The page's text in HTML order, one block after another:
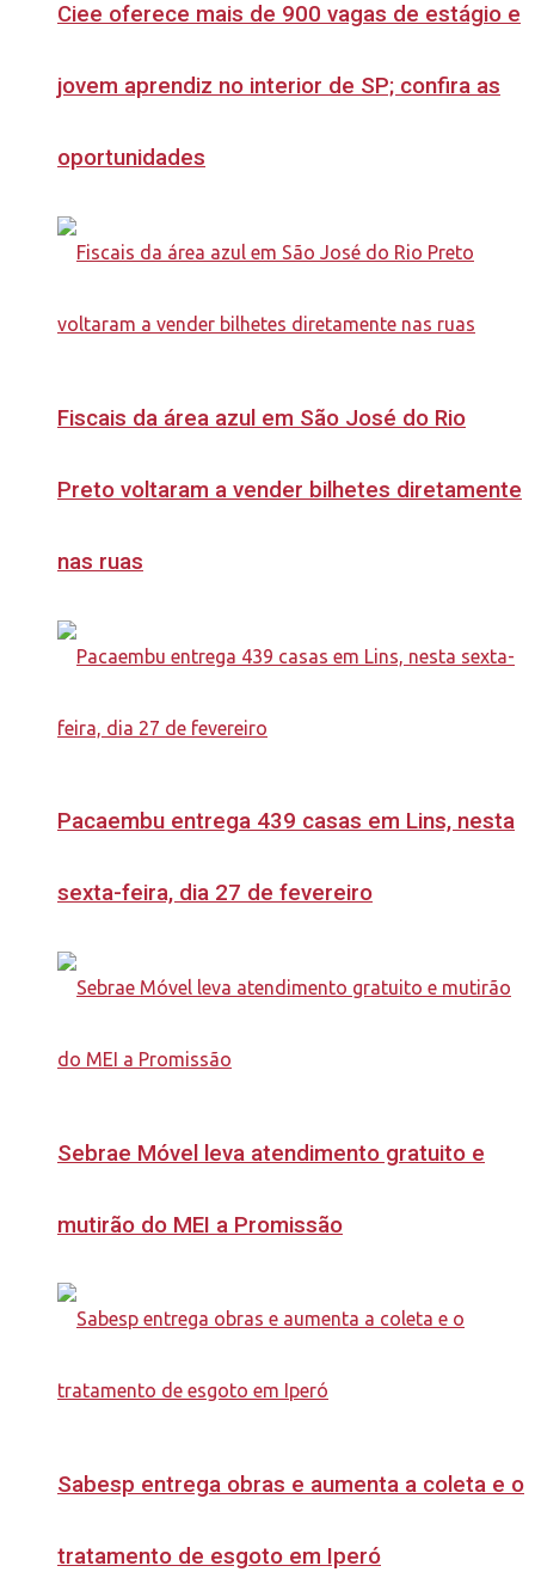
Ciee oferece mais de 900 vagas de estágio e
jovem aprendiz no interior de SP; confira as
oportunidades
Fiscais da área azul em São José do Rio
Preto voltaram a vender bilhetes diretamente
nas ruas
Pacaembu entrega 439 casas em Lins, nesta
sexta-feira, dia 27 de fevereiro
Sebrae Móvel leva atendimento gratuito e
mutirão do MEI a Promissão
Sabesp entrega obras e aumenta a coleta e o
tratamento de esgoto em Iperó